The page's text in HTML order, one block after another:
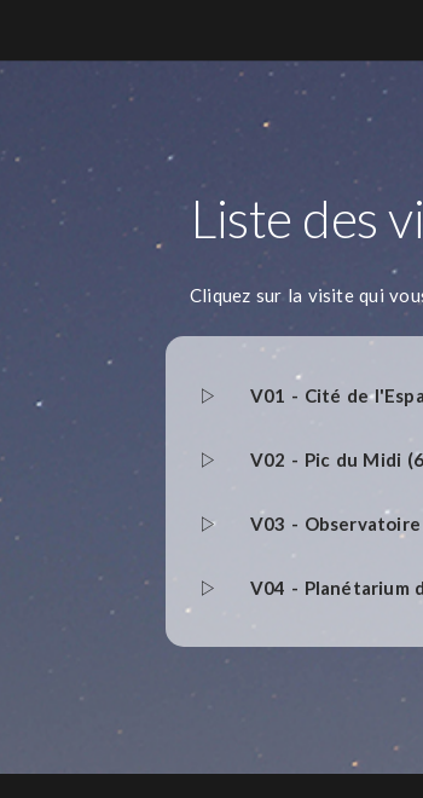
Liste des
Cliquez sur la visite qui
V01 - Cité de
V02 - Pic du Midi
V03 -
V04 - Planétarium